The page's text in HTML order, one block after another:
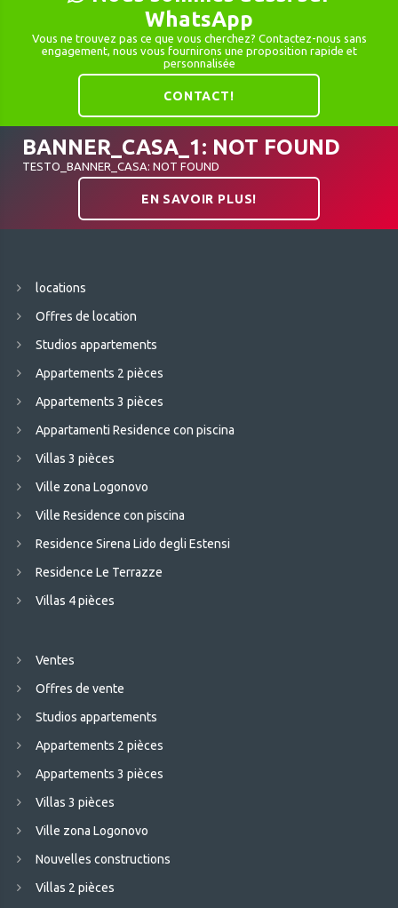
WhatsApp
Vous ne trouvez pas ce que vous cherchez? Contactez-nous sans
engagement, nous vous fournirons une proposition rapide et
personnalisée
CONTACT!
BANNER_CASA_1: NOT FOUND
TESTO_BANNER_CASA: NOT FOUND
EN SAVOIR PLUS!
locations
Offres de location
Studios appartements
Appartements 2 pièces
Appartements 3 pièces
Appartamenti Residence con piscina
Villas 3 pièces
Ville zona Logonovo
Ville Residence con piscina
Residence Sirena Lido degli Estensi
Residence Le Terrazze
Villas 4 pièces
Ventes
Offres de vente
Studios appartements
Appartements 2 pièces
Appartements 3 pièces
Villas 3 pièces
Ville zona Logonovo
Nouvelles constructions
Villas 2 pièces